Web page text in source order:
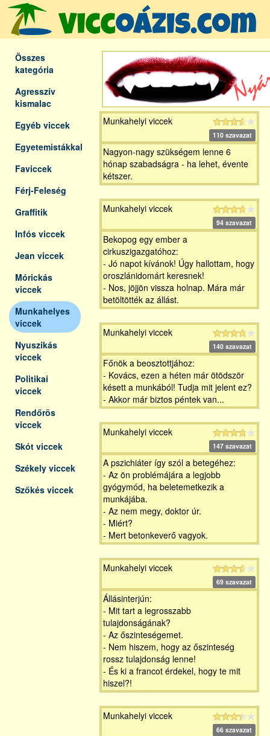
Összes
kategória
Agresszív
kismalac
Egyéb viccek
Egyetemistákkal
Faviccek
Férj-Feleség
Graffitik
Infós viccek
Jean viccek
Mórickás
viccek
Munkahelyes
viccek
Nyuszikás
viccek
Politikai
viccek
Rendőrös
viccek
Skót viccek
Székely viccek
Szőkés viccek
Munkahelyi viccek
110 szavazat
Nagyon-nagy szükségem lenne 6
hónap szabadságra - ha lehet, évente
kétszer.
Munkahelyi viccek
94 szavazat
Bekopog egy ember a
cirkuszigazgatóhoz:
- Jó napot kívánok! Úgy hallottam, hogy
oroszlánidomárt keresnek!
- Nos, jöjjön vissza holnap. Mára már
betöltötték az állást.
Munkahelyi viccek
140 szavazat
Főnök a beosztottjához:
- Kovács, ezen a héten már ötödször
késett a munkából! Tudja mit jelent ez?
- Akkor már biztos péntek van...
Munkahelyi viccek
147 szavazat
A pszichiáter így szól a betegéhez:
- Az ön problémájára a legjobb
gyógymód, ha beletemetkezik a
munkájába.
- Az nem megy, doktor úr.
- Miért?
- Mert betonkeverő vagyok.
Munkahelyi viccek
69 szavazat
Állásinterjún:
- Mit tart a legrosszabb
tulajdonságának?
- Az őszinteségemet.
- Nem hiszem, hogy az őszinteség
rossz tulajdonság lenne!
- És ki a francot érdekel, hogy te mit
hiszel?!
Munkahelyi viccek
66 szavazat